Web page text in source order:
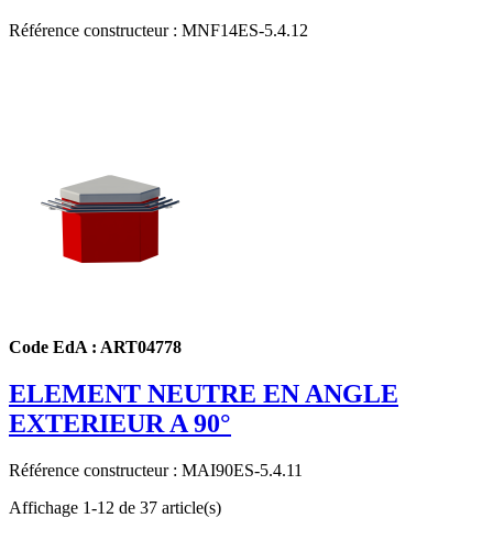
Référence constructeur : MNF14ES-5.4.12
Code EdA : ART04778
ELEMENT NEUTRE EN ANGLE
EXTERIEUR A 90°
Référence constructeur : MAI90ES-5.4.11
Affichage 1-12 de 37 article(s)